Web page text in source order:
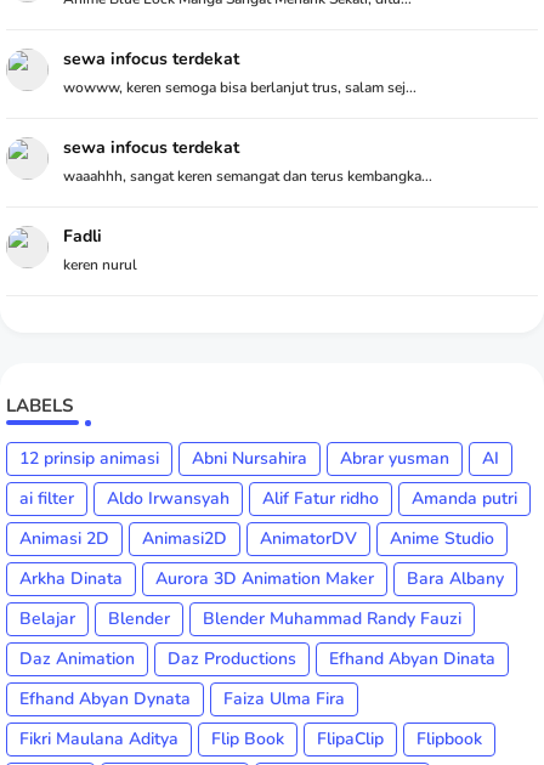
sewa infocus terdekat
wowww, keren semoga bisa berlanjut trus, salam sej...
sewa infocus terdekat
waaahhh, sangat keren semangat dan terus kembangka...
Fadli
keren nurul
LABELS
12 prinsip animasi Abni Nursahira Abrar yusman
AI
ai filter
Aldo Irwansyah Alif Fatur ridho
Amanda putri
Animasi 2D
Animasi2D AnimatorDV
Anime Studio
Arkha Dinata
Aurora 3D Animation Maker
Bara Albany
Belajar
Blender
Blender Muhammad Randy Fauzi
Daz Animation
Daz Productions
Efhand Abyan Dinata
Efhand Abyan Dynata
Faiza Ulma Fira
Fikri Maulana Aditya
Flip Book FlipaClip
Flipbook